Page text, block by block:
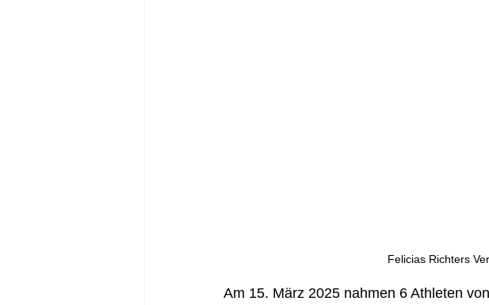
Felicias Richters
Am 15. März 2025 nahmen 6 Athleten